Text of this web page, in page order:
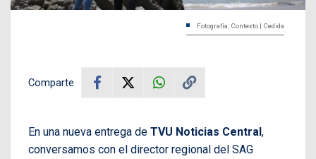
Fotografía: Contexto | Cedida
Comparte
En una nueva entrega de TVU Noticias Central,
conversamos con el director regional del SAG